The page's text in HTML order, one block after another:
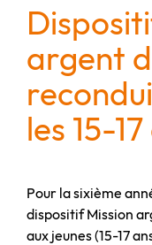
argent
les 15-
Pour la sixième
dispositif Mission
aux jeunes (15-17